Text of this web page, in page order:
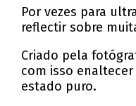
Por vezes para
reflectir sobre
Criado pela
com isso
estado puro.